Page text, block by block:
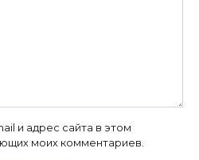
и адрес сайта в этом
моих комментариев.